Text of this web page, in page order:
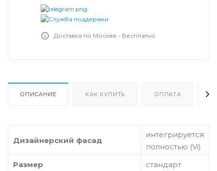
Доставка по Москве - Бесплатно
ОПИСАНИЕ КАК КУПИТЬ ОПЛАТА
Дизайнерский фасад
интегрируется
полностью (Vi)
Размер
стандарт